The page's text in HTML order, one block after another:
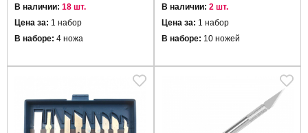
В наличии: 18 шт.
Цена за: 1 набор
В наборе: 4 ножа
В наличии: 2 шт.
Цена за: 1 набор
В наборе: 10 ножей